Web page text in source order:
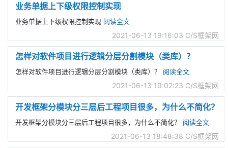
业务单据上下级权限控制实现
业务单据上下级权限控制实现 阅读全文
2021-06-13 19:16:03 C/S框架网
怎样对软件项目进行逻辑分层分割模块（类库）？
怎样对软件项目进行逻辑分层分割模块（类库）？ 阅读全文
2021-06-13 19:02:23 C/S框架网
开发框架分模块分三层后工程项目很多，为什么不简化？
开发框架分模块分三层后工程项目很多，为什么不简化？ 阅读全文
2021-06-13 18:48:38 C/S框架网